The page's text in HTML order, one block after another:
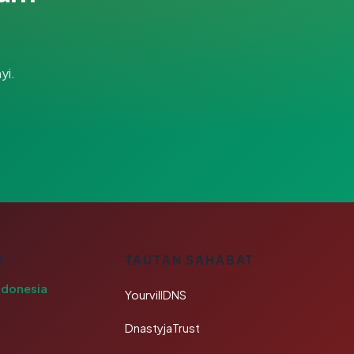
TAUTAN SAHABAT
YourvillDNS
DnastyjaTrust